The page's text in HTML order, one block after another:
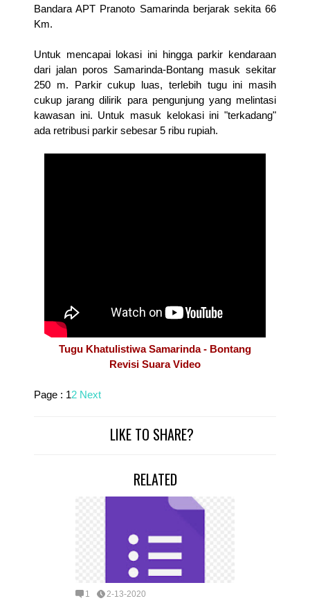
Bandara APT Pranoto Samarinda berjarak sekita 66
Km.
Untuk mencapai lokasi ini hingga parkir kendaraan
dari jalan poros Samarinda-Bontang masuk sekitar
250 m. Parkir cukup luas, terlebih tugu ini masih
cukup jarang dilirik para pengunjung yang melintasi
kawasan ini. Untuk masuk kelokasi ini "terkadang"
ada retribusi parkir sebesar 5 ribu rupiah.
Tugu Khatulistiwa Samarinda - Bontang
Revisi Suara Video
Page : 12 Next
LIKE TO SHARE?
RELATED
1 2-13-2020